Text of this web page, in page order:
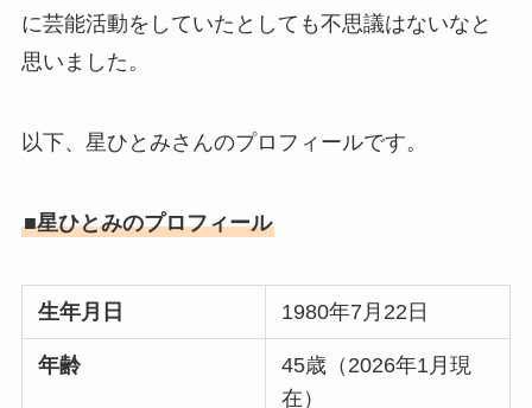
に芸能活動をしていたとしても不思議はないなと
思いました。
以下、星ひとみさんのプロフィールです。
■星ひとみのプロフィール
生年月日 1980年7月22日
年齢
45歳（2026年1月現
在）